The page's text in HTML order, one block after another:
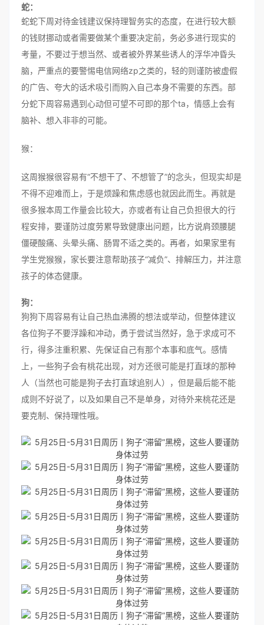
蛇：
蛇蛇下周对待金钱建议保持理智务实的态度，在进行较大额
的钱财挪动或者需要做某个重要决定前，务必多进行现实的
考量，不要过于想当然、或者被外界某些诱人的浮华冲昏头
脑，严重点的要警惕电信网络zp之类的，轻的则谨防被虚假
的广告、夸大的话术吸引而购入自己本身不需要的东西。部
分蛇下周容易遇到心动但可望不可即的那个ta，情感上会有
脑补、想入非非的可能。
猴：
这周猴猴很容易有“不想干了、不想管了”的念头，但现实却是
不得不迎难而上，于是烦躁和焦虑感也就因此而生。再就是
很多猴本周工作量会比较大，亦或者有让自己负担很大的行
程安排，要谨防过度劳累导致健康出问题，比方说肩颈腰腿
僵硬酸痛、头晕头痛、肠胃不适之类的。再者，如果家里有
学生党猴猴，家长要注意帮助孩子“减负”、排解压力，并注意
孩子的体态健康。
狗：
狗狗下周容易有让自己热血沸腾的想法或举动，但整体建议
各位狗子不要浮躁和冲动，勇于尝试当然好，急于求成可不
行，得多注重积累、先保证自己有那个本事和底气。感情
上，一些狗子会有桃花出现，对方还很可能是打直球的那种
人（当然也可能是狗子去打直球追别人），但是最后能不能
成则不好说了，以及如果自己不是单身，对待外来桃花还是
要克制、保持理性哦。